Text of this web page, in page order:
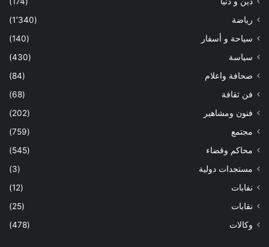
رياضة
(1٬340)
سياحة و أسفار
(140)
سياسة
(430)
صحافة واعلام
(84)
فن ثقافة
(68)
فنون ومشاهير
(202)
مجتمع
(759)
محاكم وقضاء
(545)
مستجدات دولية
(3)
نفابات
(12)
نقابات
(25)
وكالات
(478)